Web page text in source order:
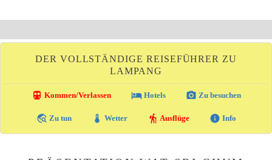
DER VOLLSTÄNDIGE REISEFÜHRER ZU
LAMPANG
directions_transit Kommen/Verlassen local_hotelHotels photo_camera Zu besuchen
travel_explore Zu tun thermostat Wetter hiking Ausflüge info Info